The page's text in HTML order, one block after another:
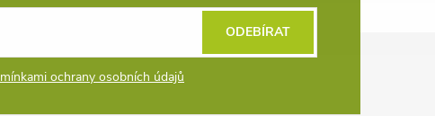
ochrany osobních údajů
ODEBÍRAT